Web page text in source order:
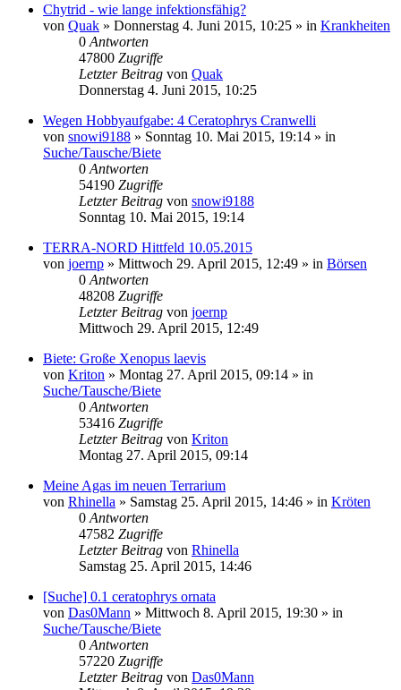
Chytrid - wie lange infektionsfähig?
von Quak » Donnerstag 4. Juni 2015, 10:25 » in Krankheiten
0 Antworten
47800 Zugriffe
Letzter Beitrag von Quak
Donnerstag 4. Juni 2015, 10:25
Wegen Hobbyaufgabe: 4 Ceratophrys Cranwelli
von snowi9188 » Sonntag 10. Mai 2015, 19:14 » in
Suche/Tausche/Biete
0 Antworten
54190 Zugriffe
Letzter Beitrag von snowi9188
Sonntag 10. Mai 2015, 19:14
TERRA-NORD Hittfeld 10.05.2015
von joernp » Mittwoch 29. April 2015, 12:49 » in Börsen
0 Antworten
48208 Zugriffe
Letzter Beitrag von joernp
Mittwoch 29. April 2015, 12:49
Biete: Große Xenopus laevis
von Kriton » Montag 27. April 2015, 09:14 » in
Suche/Tausche/Biete
0 Antworten
53416 Zugriffe
Letzter Beitrag von Kriton
Montag 27. April 2015, 09:14
Meine Agas im neuen Terrarium
von Rhinella » Samstag 25. April 2015, 14:46 » in Kröten
0 Antworten
47582 Zugriffe
Letzter Beitrag von Rhinella
Samstag 25. April 2015, 14:46
[Suche] 0.1 ceratophrys ornata
von Das0Mann » Mittwoch 8. April 2015, 19:30 » in
Suche/Tausche/Biete
0 Antworten
57220 Zugriffe
Letzter Beitrag von Das0Mann